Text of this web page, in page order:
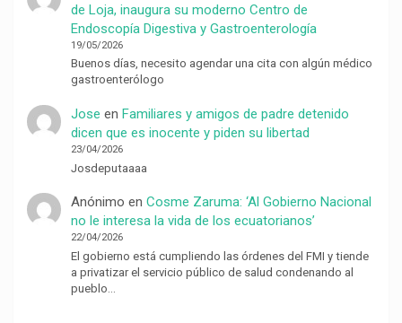
de Loja, inaugura su moderno Centro de
Endoscopía Digestiva y Gastroenterología
19/05/2026
Buenos días, necesito agendar una cita con algún médico
gastroenterólogo
Jose en Familiares y amigos de padre detenido
dicen que es inocente y piden su libertad
23/04/2026
Josdeputaaaa
Anónimo en Cosme Zaruma: ‘Al Gobierno Nacional
no le interesa la vida de los ecuatorianos’
22/04/2026
El gobierno está cumpliendo las órdenes del FMI y tiende
a privatizar el servicio público de salud condenando al
pueblo…